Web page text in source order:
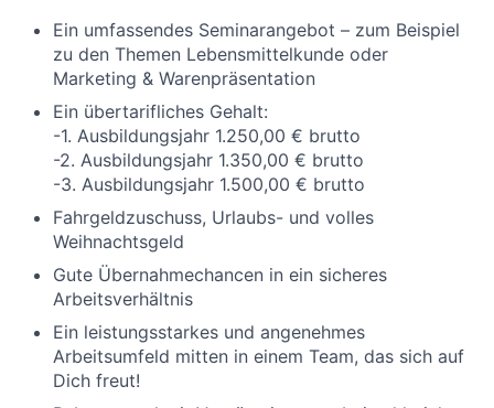
Ein umfassendes Seminarangebot – zum Beispiel
zu den Themen Lebensmittelkunde oder
Marketing & Warenpräsentation
Ein übertarifliches Gehalt:
-1. Ausbildungsjahr 1.250,00 € brutto
-2. Ausbildungsjahr 1.350,00 € brutto
-3. Ausbildungsjahr 1.500,00 € brutto
Fahrgeldzuschuss, Urlaubs- und volles
Weihnachtsgeld
Gute Übernahmechancen in ein sicheres
Arbeitsverhältnis
Ein leistungsstarkes und angenehmes
Arbeitsumfeld mitten in einem Team, das sich auf
Dich freut!